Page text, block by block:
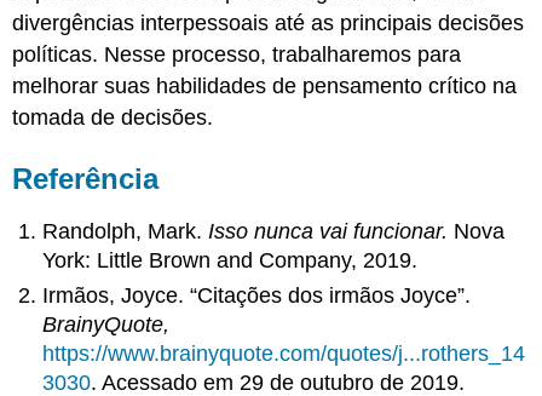
divergências interpessoais até as principais decisões
políticas. Nesse processo, trabalharemos para
melhorar suas habilidades de pensamento crítico na
tomada de decisões.
Referência
Randolph, Mark.Isso nunca vai funcionar. Nova
York: Little Brown and Company, 2019.
Irmãos, Joyce. “Citações dos irmãos Joyce”.
BrainyQuote,
https://www.brainyquote.com/quotes/j...rothers_14
3030. Acessado em 29 de outubro de 2019.